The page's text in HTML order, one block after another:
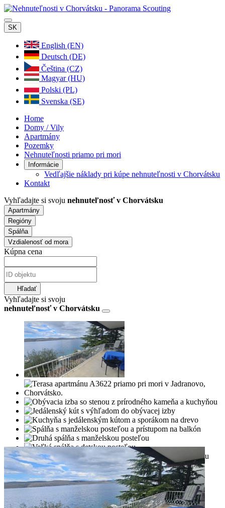
SK
English (EN)
Deutsch (DE)
Čeština (CZ)
Magyar (HU)
Polski (PL)
Svenska (SE)
Home
Domy / Vily
Apartmány
Pozemky
Nehnuteľnosti priamo pri mori
Informácie
Vedľajšie náklady pri kúpe nehnuteľnosti v Chorvátsku
Kontakt
Vyhľadajte si svoju nehnuteľnosť v Chorvátsku
Apartmány
Regióny
Spálňa
Vzdialenosť od mora
Kúpna cena
Hľadať
Vyhľadajte si svoju
nehnuteľnosť v Chorvátsku